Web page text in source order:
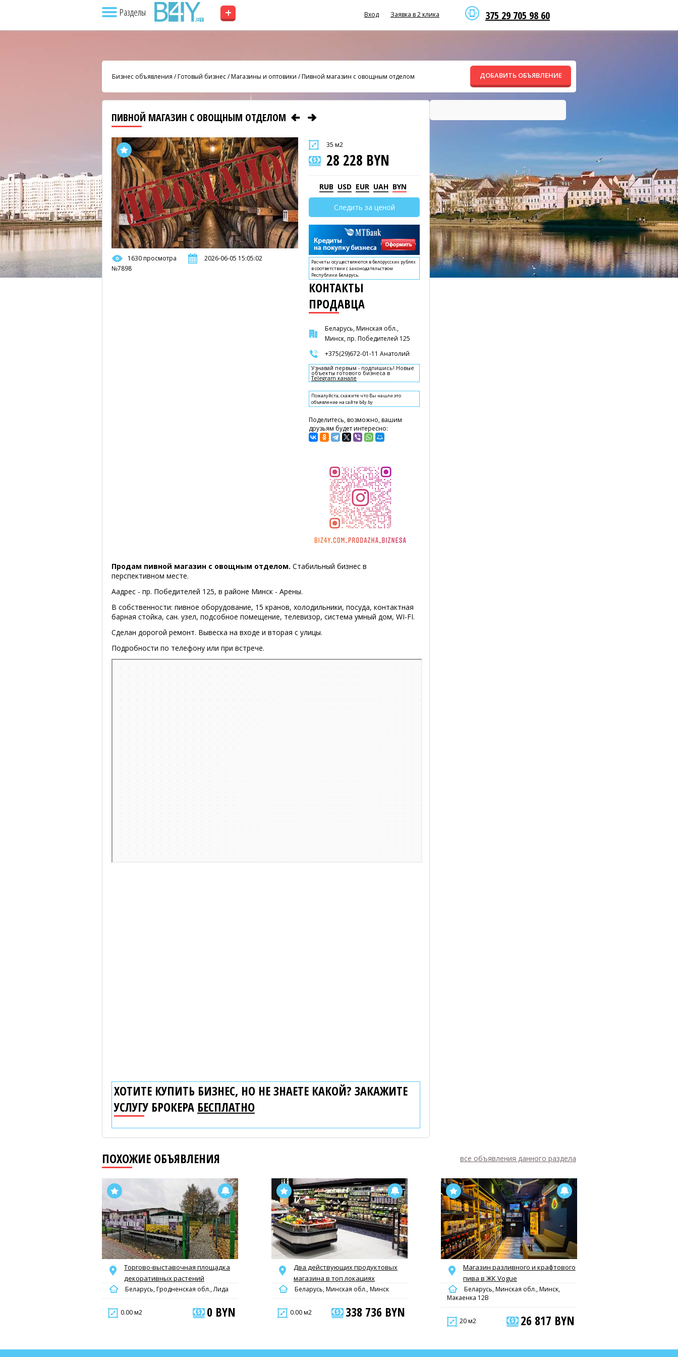
Разделы + 375 29 705 98 60
Вход Заявка в 2 клика
Бизнес объявления /Готовый бизнес/Магазины и оптовики /Пивной магазин с овощным отделом ДОБАВИТЬ ОБЪЯВЛЕНИЕ
ПИВНОЙ МАГАЗИН С ОВОЩНЫМ ОТДЕЛОМ
1630 просмотра
2026-06-05 15:05:02
№7898
35 м2
28 228 BYN
RUB USD EUR UAH BYN
Следить за ценой
Расчеты осуществляются в белорусских рублях
в соответствии с законодательством
Республики Беларусь.
КОНТАКТЫ
ПРОДАВЦА
Беларусь, Минская обл.,
Минск, пр. Победителей 125
+375(29)672-01-11 Анатолий
Узнавай первым - подпишись! Новые
объекты готового бизнеса в
Telegram канале
Пожалуйста, скажите что Вы нашли это
объявление на сайте b4y.by
Поделитесь, возможно, вашим
друзьям будет интересно:
Продам пивной магазин с овощным отделом. Стабильный бизнес в
перспективном месте.
Аадрес - пр. Победителей 125, в районе Минск - Арены.
В собственности: пивное оборудование, 15 кранов, холодильники, посуда, контактная
барная стойка, сан. узел, подсобное помещение, телевизор, система умный дом, WI-FI.
Сделан дорогой ремонт. Вывеска на входе и вторая с улицы.
Подробности по телефону или при встрече.
ХОТИТЕ КУПИТЬ БИЗНЕС, НО НЕ ЗНАЕТЕ КАКОЙ? ЗАКАЖИТЕ
УСЛУГУ БРОКЕРА БЕСПЛАТНО
ПОХОЖИЕ ОБЪЯВЛЕНИЯ все объявления данного раздела
Торгово-выставочная площадка
декоративных растений
Беларусь, Гродненская обл., Лида
0.00 м2 0 BYN
Два действующих продуктовых
магазина в топ локациях
Беларусь, Минская обл., Минск
0.00 м2 338 736 BYN
Магазин разливного и крафтового
пива в ЖК Vogue
Беларусь, Минская обл., Минск,
Макаенка 12В
20 м2 26 817 BYN